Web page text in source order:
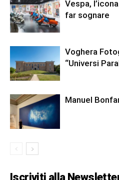
Vespa,
far sognare
Voghera
“Universi
Manuel
Iscriviti alla